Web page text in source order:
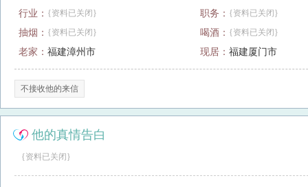
行业： {资料已关闭} 职务： {资料已关闭}
抽烟： {资料已关闭} 喝酒： {资料已关闭}
老家： 福建漳州市 现居： 福建厦门市
不接收他的来信
他的真情告白
{资料已关闭}